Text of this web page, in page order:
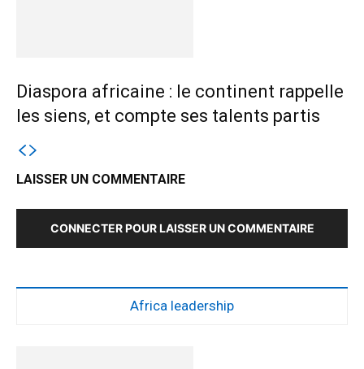
Diaspora africaine : le continent rappelle
les siens, et compte ses talents partis
LAISSER UN COMMENTAIRE
CONNECTER POUR LAISSER UN COMMENTAIRE
Africa leadership